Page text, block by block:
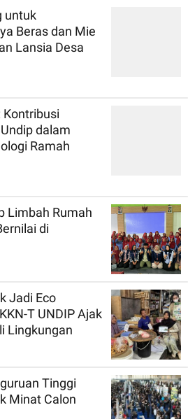
untuk
Beras dan Mie
Lansia Desa
Kontribusi
dalam
Ramah
Limbah Rumah
di
Jadi Eco
T UNDIP Ajak
Lingkungan
Tinggi
Minat Calon